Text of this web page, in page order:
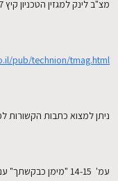
מצ"ב לינק למגזין הטכניון קיץ 2017
pub/technion/tmag.html
ניתן למצוא כתבות הקשורות
עמ' 14-15 "מימן כבקשתך" עם פרופ' גידי גרדר